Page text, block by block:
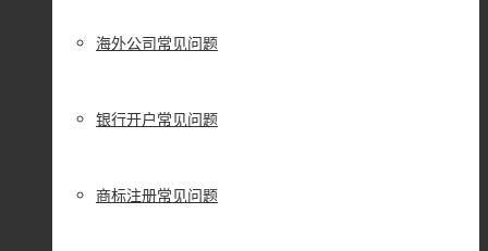
海外公司常见问题
银行开户常见问题
商标注册常见问题